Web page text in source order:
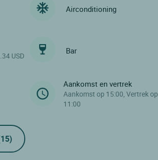
Airconditioning
USD
Bar
Aankomst en vertrek
Aankomst op 15:00, Vertrek op
11:00